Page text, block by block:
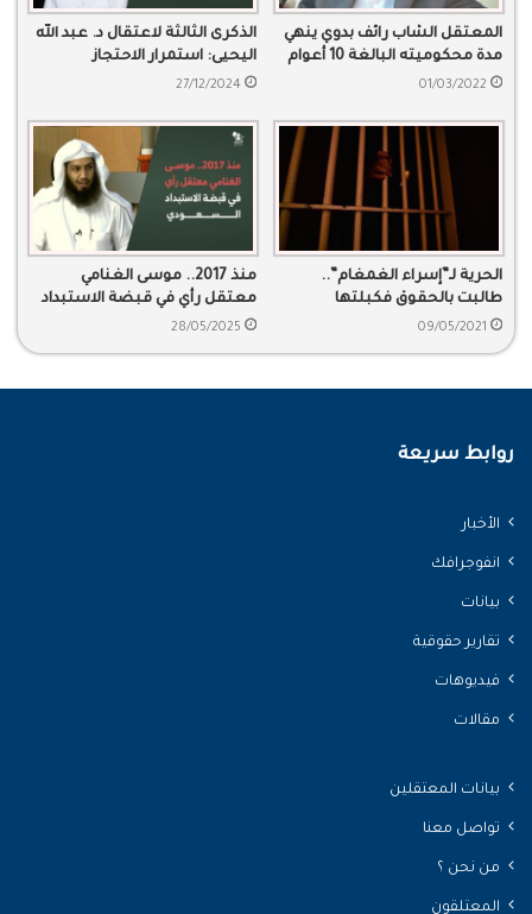
المعتقل الشاب رائف بدوي ينهي
مدة محكوميته البالغة 10 أعوام
01/03/2022
الذكرى الثالثة لاعتقال د. عبد الله
اليحيى: استمرار الاحتجاز
التعسفي دون مبررات قانونية
27/12/2024
الحرية لـ”إسراء الغمغام”..
طالبت بالحقوق فكبلتها
السلطة في زنازين الاعتقال
09/05/2021
منذ 2017.. موسى الغنامي
معتقل رأي في قبضة الاستبداد
السعودي
28/05/2025
روابط سريعة
الأخبار
انفوجرافك
بيانات
تقارير حقوقية
فيديوهات
مقالات
بيانات المعتقلين
تواصل معنا
من نحن ؟
المعتلقون